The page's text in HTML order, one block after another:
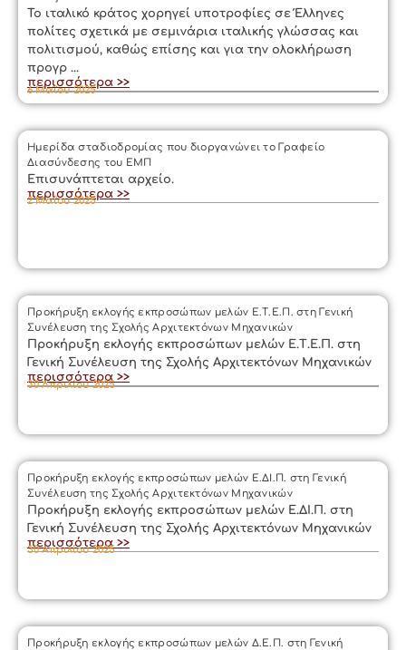
Το ιταλικό κράτος χορηγεί υποτροφίες σε Έλληνες
πολίτες σχετικά με σεμινάρια ιταλικής γλώσσας και
πολιτισμού, καθώς επίσης και για την ολοκλήρωση
προγρ ...
περισσότερα >>
6 Μαΐου 2025
Hμερίδα σταδιοδρομίας που διοργανώνει το Γραφείο
Διασύνδεσης του ΕΜΠ
Επισυνάπτεται αρχείο.
περισσότερα >>
2 Μαΐου 2025
Προκήρυξη εκλογής εκπροσώπων μελών Ε.Τ.Ε.Π. στη Γενική
Συνέλευση της Σχολής Αρχιτεκτόνων Μηχανικών
Προκήρυξη εκλογής εκπροσώπων μελών Ε.Τ.Ε.Π. στη
Γενική Συνέλευση της Σχολής Αρχιτεκτόνων Μηχανικών
περισσότερα >>
30 Απριλίου 2025
Προκήρυξη εκλογής εκπροσώπων μελών Ε.ΔΙ.Π. στη Γενική
Συνέλευση της Σχολής Αρχιτεκτόνων Μηχανικών
Προκήρυξη εκλογής εκπροσώπων μελών Ε.ΔΙ.Π. στη
Γενική Συνέλευση της Σχολής Αρχιτεκτόνων Μηχανικών
περισσότερα >>
30 Απριλίου 2025
Προκήρυξη εκλογής εκπροσώπων μελών Δ.Ε.Π. στη Γενική